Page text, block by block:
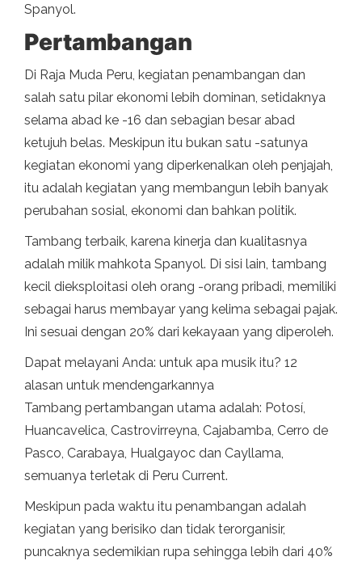
Spanyol.
Pertambangan
Di Raja Muda Peru, kegiatan penambangan dan
salah satu pilar ekonomi lebih dominan, setidaknya
selama abad ke -16 dan sebagian besar abad
ketujuh belas. Meskipun itu bukan satu -satunya
kegiatan ekonomi yang diperkenalkan oleh penjajah,
itu adalah kegiatan yang membangun lebih banyak
perubahan sosial, ekonomi dan bahkan politik.
Tambang terbaik, karena kinerja dan kualitasnya
adalah milik mahkota Spanyol. Di sisi lain, tambang
kecil dieksploitasi oleh orang -orang pribadi, memiliki
sebagai harus membayar yang kelima sebagai pajak.
Ini sesuai dengan 20% dari kekayaan yang diperoleh.
Dapat melayani Anda: untuk apa musik itu? 12
alasan untuk mendengarkannya
Tambang pertambangan utama adalah: Potosí,
Huancavelica, Castrovirreyna, Cajabamba, Cerro de
Pasco, Carabaya, Hualgayoc dan Cayllama,
semuanya terletak di Peru Current.
Meskipun pada waktu itu penambangan adalah
kegiatan yang berisiko dan tidak terorganisir,
puncaknya sedemikian rupa sehingga lebih dari 40%